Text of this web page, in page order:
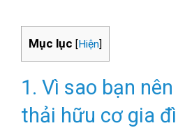
Mục lục [Hiện]
1. Vì sao bạn
thải hữu cơ gia